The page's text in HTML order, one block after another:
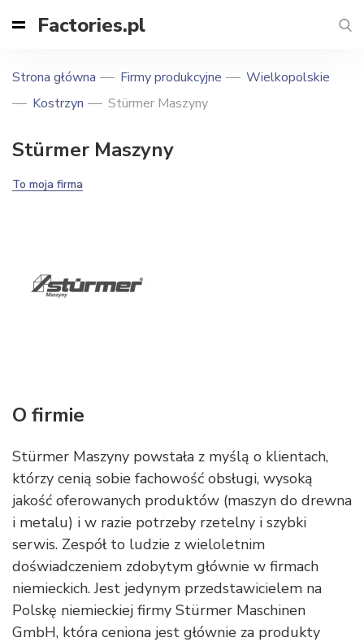
Factories.pl
Strona główna Firmy produkcyjne
Wielkopolskie
Kostrzyn
Stürmer Maszyny
Stürmer Maszyny
To moja firma
O firmie
Stürmer Maszyny powstała z myślą o klientach,
którzy cenią sobie fachowość obsługi, wysoką
jakość oferowanych produktów (maszyn do drewna
i metalu) i w razie potrzeby rzetelny i szybki
serwis. Zespół to ludzie z wieloletnim
doświadczeniem zdobytym głównie w firmach
niemieckich. Jest jedynym przedstawicielem na
Polskę niemieckiej firmy Stürmer Maschinen
GmbH, która ceniona jest głównie za produkty